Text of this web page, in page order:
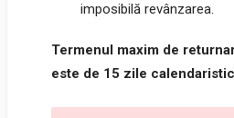
imposibilă revânzarea.
Termenul maxim de
este de 15 zile